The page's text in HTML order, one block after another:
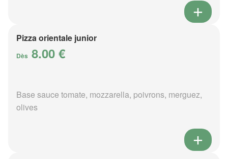
Pizza orientale junior
Dès 8.00 €
Base sauce tomate, mozzarella, poivrons, merguez,
olives